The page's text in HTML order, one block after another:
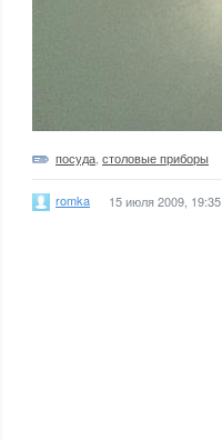
посуда столовые приборы
romka 15 июля 2009, 19:35